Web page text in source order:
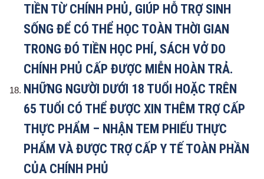
TIỀN TỪ CHÍNH PHỦ, GIÚP HỖ TRỢ SINH
SỐNG ĐỂ CÓ THỂ HỌC TOÀN THỜI GIAN
TRONG ĐÓ TIỀN HỌC PHÍ, SÁCH VỞ DO
CHÍNH PHỦ CẤP ĐƯỢC MIỄN HOÀN TRẢ.
NHỮNG NGƯỜI DƯỚI 18 TUỔI HOẶC TRÊN
65 TUỔI CÓ THỂ ĐƯỢC XIN THÊM TRỢ CẤP
THỰC PHẨM – NHẬN TEM PHIẾU THỰC
PHẨM VÀ ĐƯỢC TRỢ CẤP Y TẾ TOÀN PHẦN
CỦA CHÍNH PHỦ